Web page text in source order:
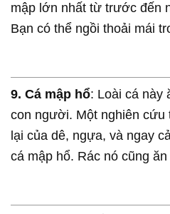
mập lớn nhất từ trước đến
Bạn có thể ngồi thoải mái
9. Cá mập hổ: Loài cá này
con người. Một nghiên cứu
lại của dê, ngựa, và ngay
cá mập hổ. Rác nó cũng ăn